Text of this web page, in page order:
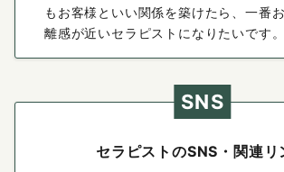
もお客様といい関係を築けたら、一番
離感が近いセラピストになりたいです。
SNS
セラピストのSNS・関連リ